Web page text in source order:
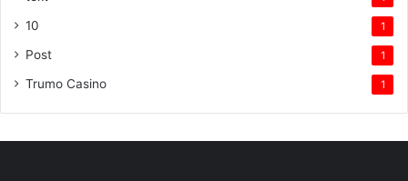
10 1
Post 1
Trumo Casino 1